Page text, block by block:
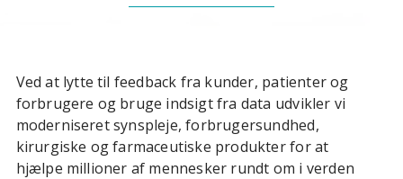
Ved at lytte til feedback fra kunder, patienter og
forbrugere og bruge indsigt fra data udvikler vi
moderniseret synspleje, forbrugersundhed,
kirurgiske og farmaceutiske produkter for at
hjælpe millioner af mennesker rundt om i verden